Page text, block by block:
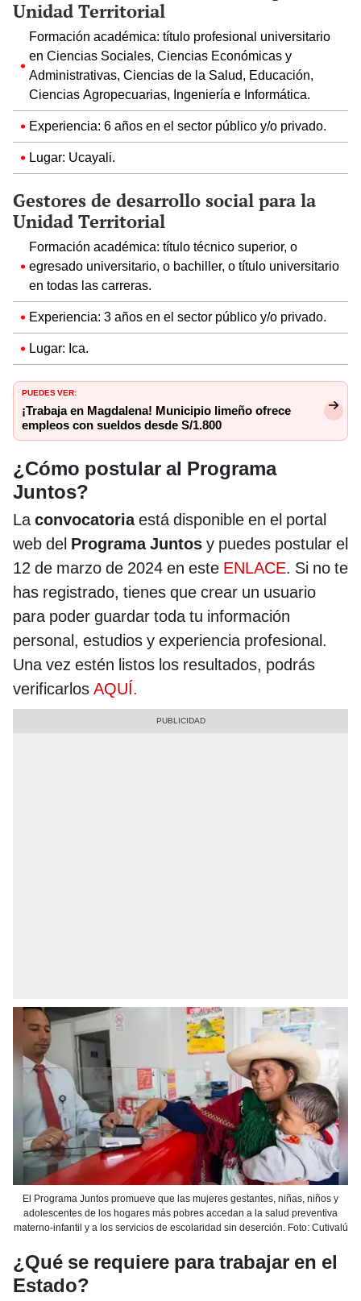
Unidad Territorial
Formación académica: título profesional universitario
en Ciencias Sociales, Ciencias Económicas y
Administrativas, Ciencias de la Salud, Educación,
Ciencias Agropecuarias, Ingeniería e Informática.
Experiencia: 6 años en el sector público y/o privado.
Lugar: Ucayali.
Gestores de desarrollo social para la
Unidad Territorial
Formación académica: título técnico superior, o
egresado universitario, o bachiller, o título universitario
en todas las carreras.
Experiencia: 3 años en el sector público y/o privado.
Lugar: Ica.
PUEDES VER:
¡Trabaja en Magdalena! Municipio limeño ofrece
empleos con sueldos desde S/1.800
¿Cómo postular al Programa
Juntos?
Laconvocatoriaestá disponible en el portal
web del Programa Juntos y puedes postular el
12 de marzo de 2024 en este ENLACE. Si no te
has registrado, tienes que crear un usuario
para poder guardar toda tu información
personal, estudios y experiencia profesional.
Una vez estén listos los resultados, podrás
verificarlos AQUÍ.
El Programa Juntos promueve que las mujeres gestantes, niñas, niños y
adolescentes de los hogares más pobres accedan a la salud preventiva
materno-infantil y a los servicios de escolaridad sin deserción. Foto: Cutivalú
¿Qué se requiere para trabajar en el
Estado?